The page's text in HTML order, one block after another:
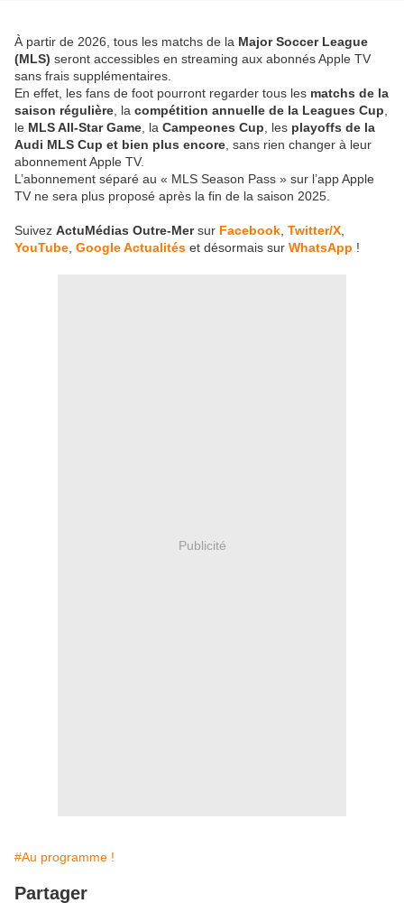
À partir de 2026, tous les matchs de la Major Soccer League
(MLS) seront accessibles en streaming aux abonnés Apple TV
sans frais supplémentaires.
En effet, les fans de foot pourront regarder tous les matchs de la
saison régulière , la compétition annuelle de la Leagues Cup
le MLS All-Star Game , la Campeones Cup , les playoffs de la
Audi MLS Cup et bien plus encore , sans rien changer à leur
abonnement Apple TV.
L’abonnement séparé au « MLS Season Pass » sur l’app Apple
TV ne sera plus proposé après la fin de la saison 2025.
Suivez ActuMédias Outre-Mersur Facebook Twitter/X
YouTube Google Actualités et désormais sur WhatsApp !
Publicité
#Au programme !
Partager